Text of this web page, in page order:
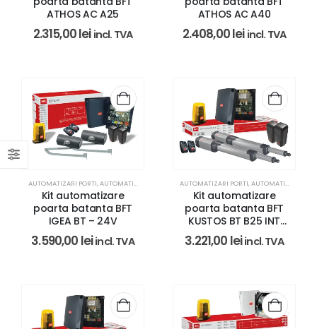
ATHOS AC A25
2.315,00lei incl. TVA
ATHOS AC A40
2.408,00lei incl. TVA
AUTOMATIZARI PORTI,AUTOMATIZARI PORTI BFT ,REZIDENTIAL
Kit automatizare
poarta batanta BFT
IGEA BT – 24V
3.590,00 leiincl. TVA
AUTOMATIZARI PORTI,AUTOMATIZARI PORTI BFT
Kit automatizare
poarta batanta BFT
KUSTOS BT B25 INT
NEW
3.221,00 leiincl. TVA